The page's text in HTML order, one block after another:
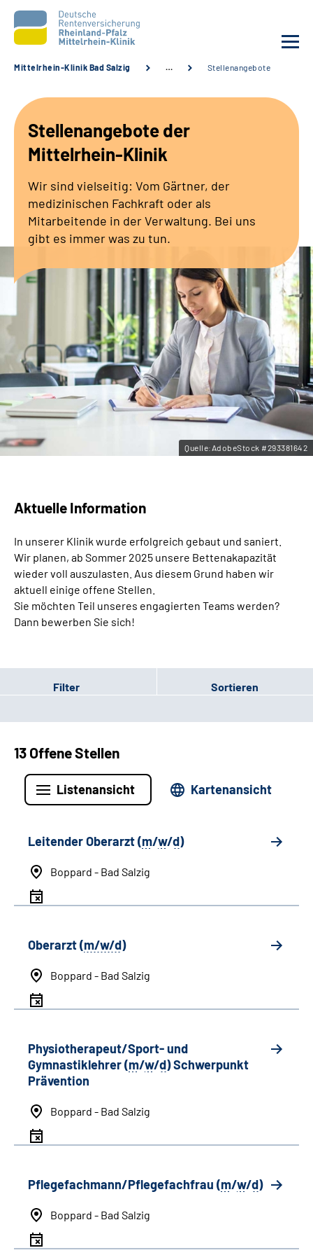
Unsere Angebote
Karriere
Zuweisende &
Leichte Sprache
Gebärdensprache
Mittelrhein-Klinik Bad Salzig … Stellenangebote
Stellenangebote der
Mittelrhein-Klinik
Wir sind vielseitig: Vom Gärtner, der
medizinischen Fachkraft oder als
Mitarbeitende in der Verwaltung. Bei uns
gibt es immer was zu tun.
Quelle:AdobeStock #293381642
Aktuelle Information
In unserer Klinik wurde erfolgreich gebaut und saniert.
Wir planen, ab Sommer 2025 unsere Bettenakapazität
wieder voll auszulasten. Aus diesem Grund haben wir
aktuell einige offene Stellen.
Sie möchten Teil unseres engagierten Teams werden?
Dann bewerben Sie sich!
Filter Sortieren
13 Offene Stellen
Listenansicht Kartenansicht
Leitender Oberarzt (m/w/d)
Boppard - Bad Salzig
Oberarzt (m/w/d)
Boppard - Bad Salzig
Physiotherapeut/Sport- und
Gymnastiklehrer (m/w/d) Schwerpunkt
Prävention
Boppard - Bad Salzig
Pflegefachmann/Pflegefachfrau (m/w/d)
Boppard - Bad Salzig